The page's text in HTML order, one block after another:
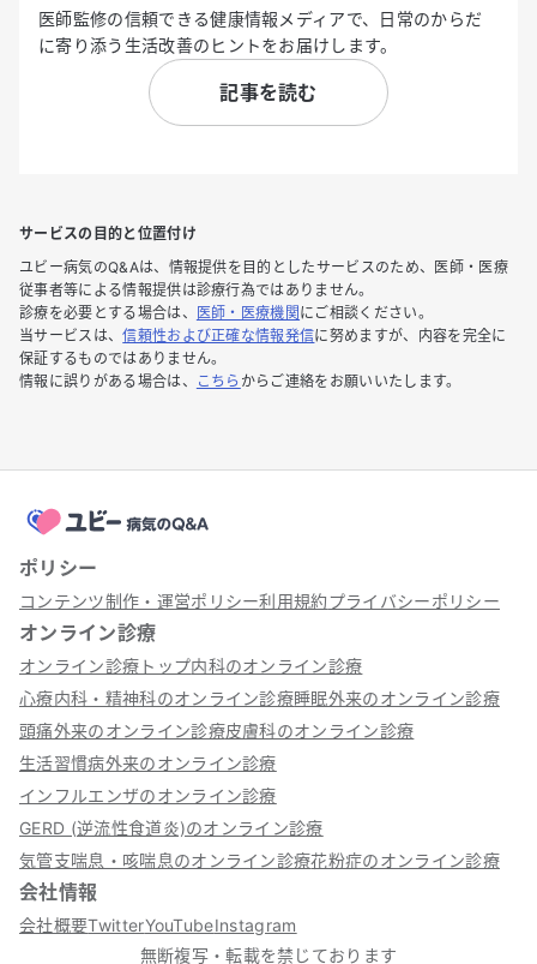
医師監修の信頼できる健康情報メディアで、日常のからだ
に寄り添う生活改善のヒントをお届けします。
記事を読む
サービスの目的と位置付け
ユビー病気のQ&Aは、情報提供を目的としたサービスのため、医師・医療
従事者等による情報提供は診療行為ではありません。
診療を必要とする場合は、
医師・医療機関 にご相談ください。
当サービスは、信頼性および正確な情報発信に努めますが、内容を完全に
保証するものではありません。
情報に誤りがある場合は、
こちら からご連絡をお願いいたします。
ポリシー
コンテンツ制作・運営ポリシー利用規約プライバシーポリシー
オンライン診療
オンライン診療トップ内科のオンライン診療
心療内科・精神科のオンライン診療睡眠外来のオンライン診療
頭痛外来のオンライン診療皮膚科のオンライン診療
生活習慣病外来のオンライン診療
インフルエンザのオンライン診療
GERD (逆流性食道炎)のオンライン診療
気管支喘息・咳喘息のオンライン診療花粉症のオンライン診療
会社情報
会社概要TwitterYouTubeInstagram
無断複写・転載を禁じております